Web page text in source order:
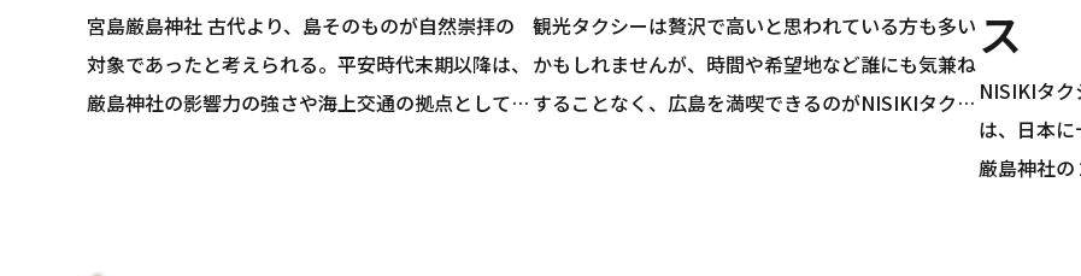
宮島厳島神社 古代より、島そのものが自然崇拝の
対象であったと考えられる。平安時代末期以降は、
厳島神社の影響力の強さや海上交通の拠点としての
観光タクシーは贅沢で高いと思われている方も多い
かもしれませんが、時間や希望地など誰にも気兼ね
することなく、広島を満喫できるのがNISIKIタクシ
ス
NISIKIタ
は、日本
厳島神社の